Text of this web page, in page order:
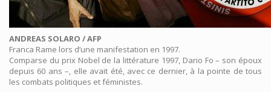
ANDREAS SOLARO / AFP
Franca Rame lors d’une manifestation en 1997.
Comparse du prix Nobel de la littérature 1997, Dario Fo – son époux
depuis 60 ans –, elle avait été, avec ce dernier, à la pointe de tous
les combats politiques et féministes.